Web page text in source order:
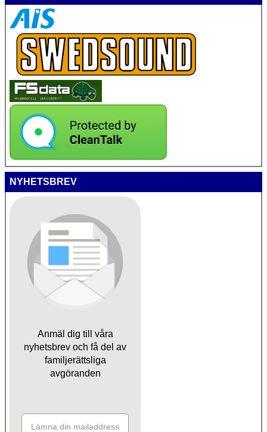
NYHETSBREV
Anmäl dig till våra
nyhetsbrev och få del av
familjerättsliga
avgöranden